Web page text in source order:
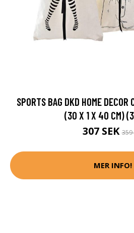
SPORTS BAG DKD HOME DECOR
(30 X 1 X 40 CM)
307 SEK359
MER INFO!